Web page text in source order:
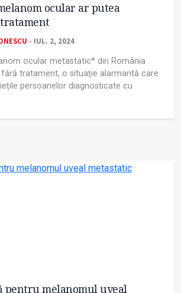
ocular ar putea
- IUL. 2, 2024
ocular metastatic* din România
tratament, o situație alarmantă care
persoanelor diagnosticate cu
pentru melanomul uveal